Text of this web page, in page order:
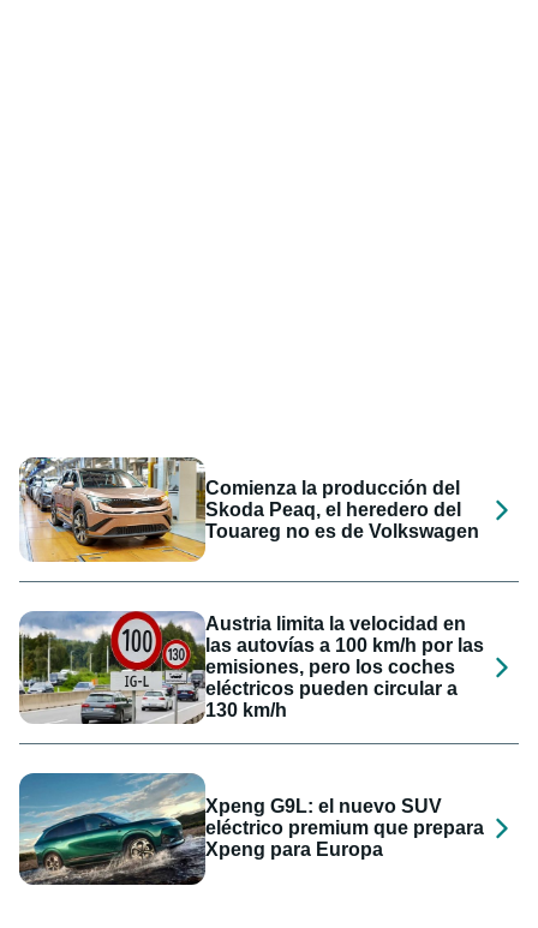
Comienza la producción del
Skoda Peaq, el heredero del
Touareg no es de Volkswagen
Austria limita la velocidad en
las autovías a 100 km/h por las
emisiones, pero los coches
eléctricos pueden circular a
130 km/h
Xpeng G9L: el nuevo SUV
eléctrico premium que prepara
Xpeng para Europa